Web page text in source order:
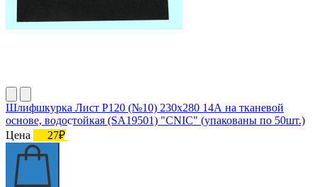
Шлифшкурка Лист Р120 (№10) 230х280 14А на тканевой
основе, водостойкая (SA19501) "CNIC" (упакованы по 50шт.)
Цена
27₽